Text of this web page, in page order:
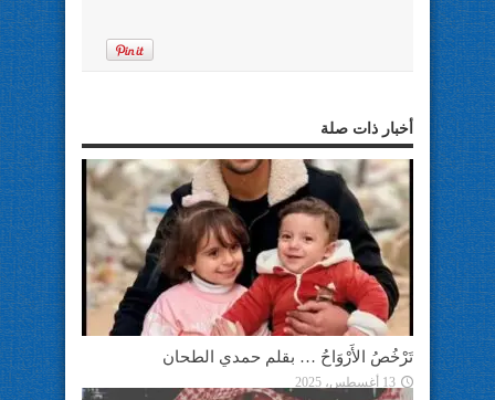
أخبار ذات صلة
تَرْخُصُ الأَرْوَاحُ … بقلم حمدي الطحان
13 أغسطس، 2025